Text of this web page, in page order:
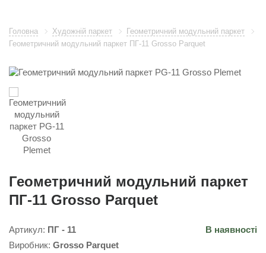
Головна Художній паркет
Геометричний модульний паркет
Геометричний модульний паркет ПГ-11 Grosso Parquet
Геометричний модульний паркет
ПГ-11 Grosso Parquet
Артикул: ПГ - 11
В наявності
Виробник: Grosso Parquet